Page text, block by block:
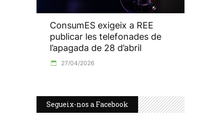
ConsumES exigeix a REE
publicar les telefonades de
l’apagada de 28 d’abril
27/04/2026
Segueix-nos a Facebook